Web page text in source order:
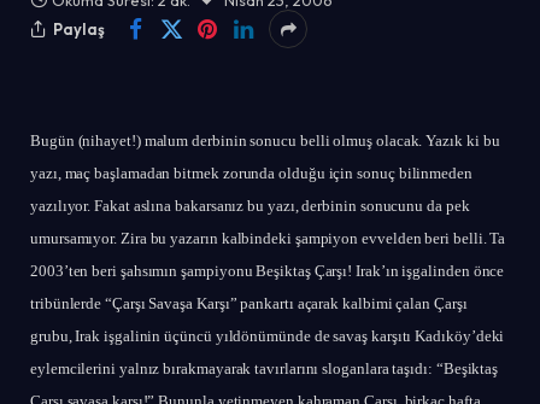
Paylaş
Bugün (nihayet!) malum derbinin sonucu belli olmuş olacak. Yazık ki bu
yazı, maç başlamadan bitmek zorunda olduğu için sonuç bilinmeden
yazılıyor. Fakat aslına bakarsanız bu yazı, derbinin sonucunu da pek
umursamıyor. Zira bu yazarın kalbindeki şampiyon evvelden beri belli. Ta
2003’ten beri şahsımın şampiyonu Beşiktaş Çarşı! Irak’ın işgalinden önce
tribünlerde “Çarşı Savaşa Karşı” pankartı açarak kalbimi çalan Çarşı
grubu, Irak işgalinin üçüncü yıldönümünde de savaş karşıtı Kadıköy’deki
eylemcilerini yalnız bırakmayarak tavırlarını sloganlara taşıdı: “Beşiktaş